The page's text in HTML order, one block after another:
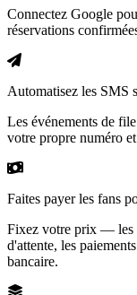
Connectez Google
réservations
Automatisez les SMS
Les événements de
votre propre numéro
Faites payer les fans
Fixez votre prix — les
d'attente, les
bancaire.